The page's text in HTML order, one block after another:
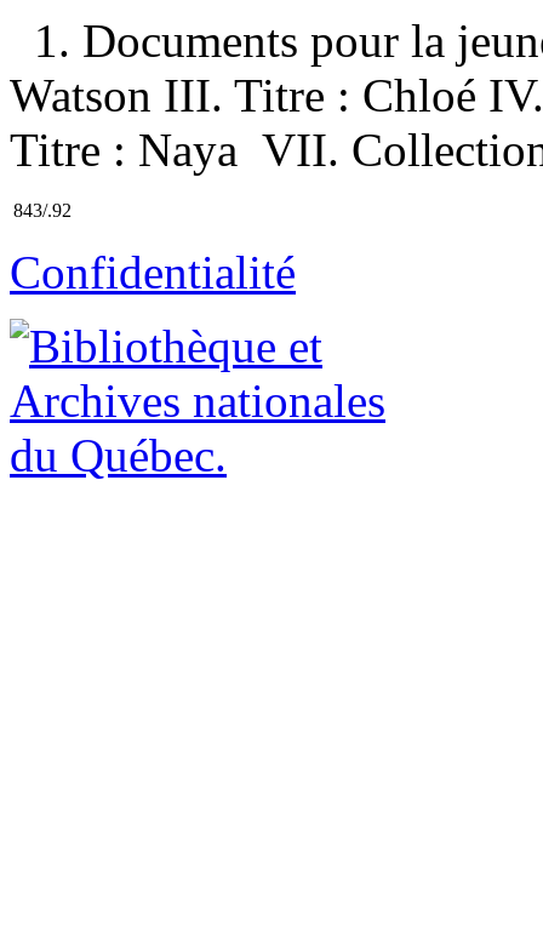
1. Documents pour la
Watson III. Titre : Chloé
Titre : Naya VII.
843/.92
Confidentialité